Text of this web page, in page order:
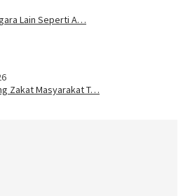
Lain Seperti A…
Zakat Masyarakat T…